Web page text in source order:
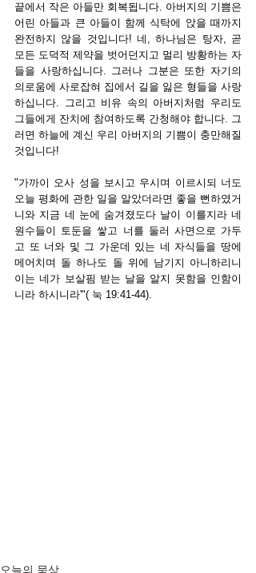
끝에서 작은 아들만 회복됩니다. 아버지의 기쁨은
어린 아들과 큰 아들이 함께 식탁에 앉을 때까지
완전하지 않을 것입니다! 네, 하나님은 탕자, 곧
모든 도덕적 제약을 벗어던지고 멀리 방황하는 자
들을 사랑하십니다. 그러나 그분은 또한 자기의
의로움에 사로잡혀 집에서 길을 잃은 형들을 사랑
하십니다. 그리고 비유 속의 아버지처럼 우리도
그들에게 잔치에 참여하도록 간청해야 합니다. 그
러면 하늘에 계신 우리 아버지의 기쁨이 충만해질
것입니다!
"가까이 오사 성을 보시고 우시며 이르시되 너도
오늘 평화에 관한 일을 알았더라면 좋을 뻔하였거
니와 지금 네 눈에 숨겨졌도다 날이 이를지라 네
원수들이 토둔을 쌓고 너를 둘러 사면으로 가두
고 또 너와 및 그 가운데 있는 네 자식들을 땅에
메어치며 돌 하나도 돌 위에 남기지 아니하리니
이는 네가 보살핌 받는 날을 알지 못함을 인함이
니라 하시니라'"( 눅 19:41-44).
오늘의 묵상